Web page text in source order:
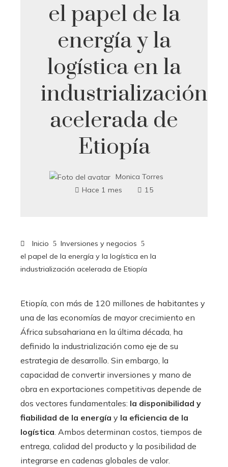
el papel de la
energía y la
logística en la
industrialización
acelerada de
Etiopía
Monica Torres
Hace 1 mes
15
Inicio
Inversiones y negocios
el papel de la energía y la logística en la
industrialización acelerada de Etiopía
Etiopía, con más de 120 millones de habitantes y
una de las economías de mayor crecimiento en
África subsahariana en la última década, ha
definido la industrialización como eje de su
estrategia de desarrollo. Sin embargo, la
capacidad de convertir inversiones y mano de
obra en exportaciones competitivas depende de
dos vectores fundamentales: la disponibilidad y
fiabilidad de la energía y la eficiencia de la
logística . Ambos determinan costos, tiempos de
entrega, calidad del producto y la posibilidad de
integrarse en cadenas globales de valor.